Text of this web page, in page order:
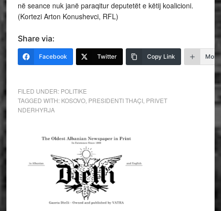
në seance nuk janë paraqitur deputetët e këtij koalicioni.
(Kortezi Arton Konushevci, RFL)
Share via:
Facebook Twitter Copy Link More
FILED UNDER: POLITIKE
TAGGED WITH: KOSOVO, PRESIDENTI THAÇI, PRIVET
NDERHYRJA